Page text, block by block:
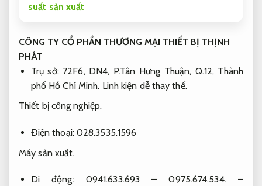
suất sản xuất
CÔNG TY CỔ PHẦN THƯƠNG MẠI THIẾT BỊ THỊNH
PHÁT
Trụ sở: 72F6, DN4, P.Tân Hưng Thuận, Q.12, Thành
phố Hồ Chí Minh. Linh kiện dễ thay thế.
Thiết bị công nghiệp.
Điện thoại: 028.3535.1596
Máy sản xuất.
Di động: 0941.633.693 – 0975.674.534. –